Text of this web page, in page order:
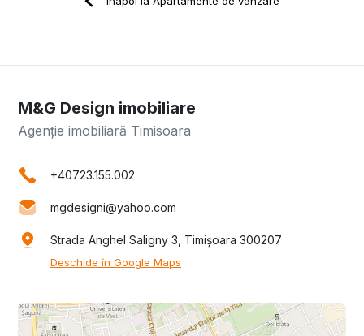
M&G Design imobiliare
Agenție imobiliară Timisoara
+40723.155.002
mgdesigni@yahoo.com
Strada Anghel Saligny 3, Timișoara 300207
Deschide în Google Maps